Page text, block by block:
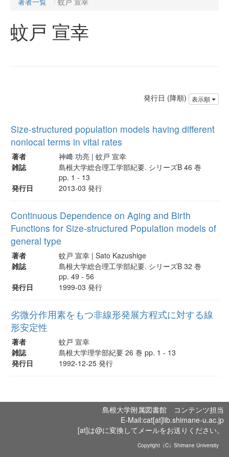
蚊戸 宣幸
発行日 (降順) 表示順
Size-structured population models having different
nonlocal terms in vital rates
著者
神﨑 功亮 | 蚊戸 宣幸
雑誌
島根大学総合理工学部紀要. シリーズB 46 巻
pp. 1 - 13
発行日
2013-03 発行
Continuous Dependence on Aging and Birth
Functions for Size-structured Population models of
general type
著者
蚊戸 宣幸 | Sato Kazushige
雑誌
島根大学総合理工学部紀要. シリーズB 32 巻
pp. 49 - 56
発行日
1999-03 発行
劣微分作用素をもつ非線形発展方程式に対する線
形安定性
著者
蚊戸 宣幸
雑誌
島根大学理学部紀要 26 巻 pp. 1 - 13
発行日
1992-12-25 発行
島根大学附属図書館 コンテンツ担当
E-Mail:cat[at]lib.shimane-u.ac.jp
[at]は@に変換してメールをお送りください。
Copyright（C）Shimane University